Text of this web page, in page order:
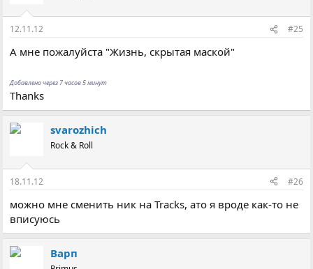
12.11.12 #25
А мне пожалуйста "Жизнь, скрытая маской"
Добавлено через 7 часов 5 минут
Thanks
svarozhich
Rock & Roll
18.11.12 #26
можно мне сменить ник на Tracks, ато я вроде как-то не
вписуюсь
Варп